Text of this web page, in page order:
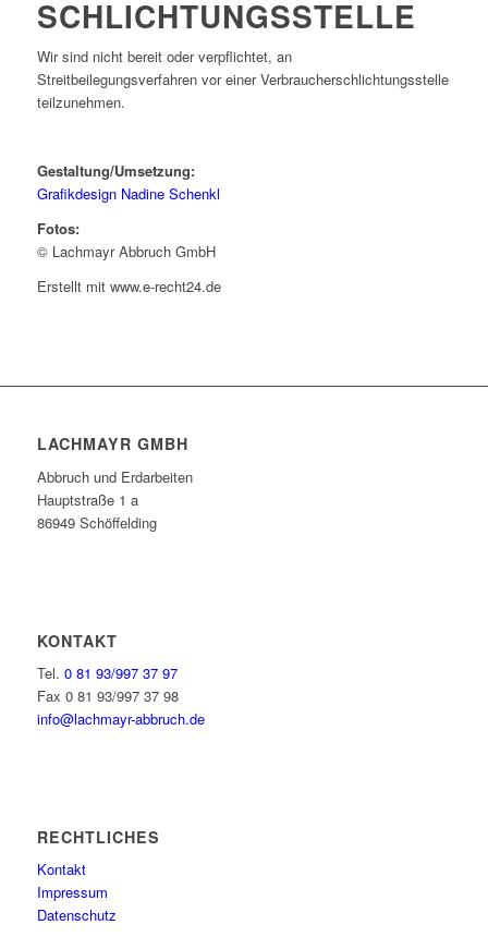
SCHLICHTUNGS­STELLE
Wir sind nicht bereit oder verpflichtet, an
Streitbeilegungsverfahren vor einer Verbraucherschlichtungsstelle
teilzunehmen.
Gestaltung/Umsetzung:
Grafikdesign Nadine Schenkl
Fotos:
© Lachmayr Abbruch GmbH
Erstellt mit www.e-recht24.de
LACHMAYR GMBH
Abbruch und Erdarbeiten
Hauptstraße 1 a
86949 Schöffelding
KONTAKT
Tel. 0 81 93/997 37 97
Fax 0 81 93/997 37 98
info@lachmayr-abbruch.de
RECHTLICHES
Kontakt
Impressum
Datenschutz